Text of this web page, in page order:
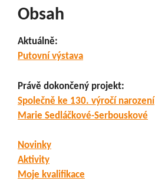
Obsah
Aktuálně:
Putovní výstava
Právě dokončený projekt:
Společně ke 130. výročí narození
Marie Sedláčkové-Serbouskové
Novinky
Aktivity
Moje kvalifikace